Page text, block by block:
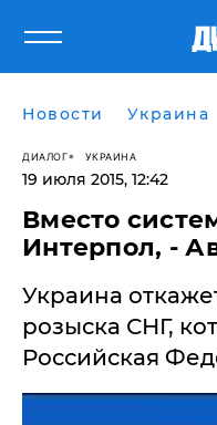
Новости Украина
ДИАЛОГ УКРАИНА
19 июля 2015, 12:42
Вместо
Интерпол, -
Украина
розыска СНГ,
Российская